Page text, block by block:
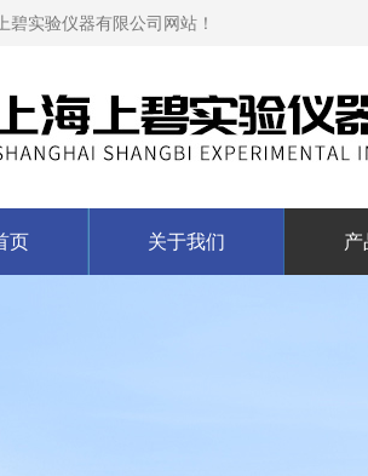
碧实验仪器有限公司网站！
页 关于我们 产